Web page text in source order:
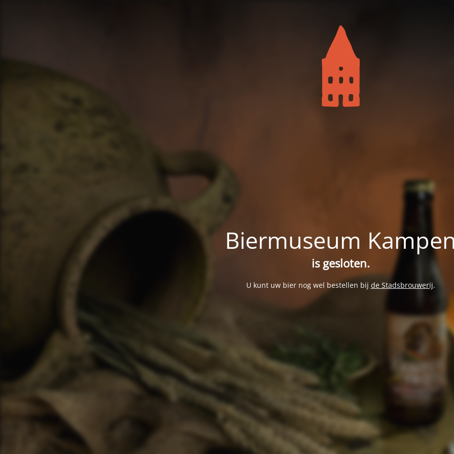
Biermuseum
is gesloten.
U kunt uw bier nog wel bestellen bij de Stadsbrouwerij.